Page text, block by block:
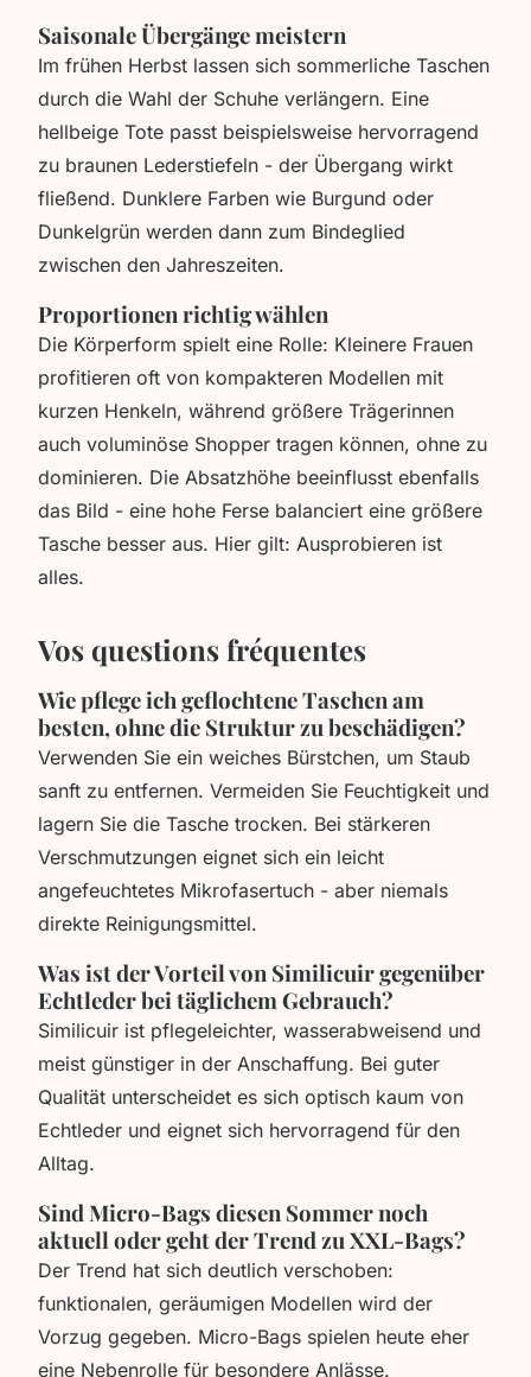
Saisonale Übergänge meistern
Im frühen Herbst lassen sich sommerliche Taschen
durch die Wahl der Schuhe verlängern. Eine
hellbeige Tote passt beispielsweise hervorragend
zu braunen Lederstiefeln - der Übergang wirkt
fließend. Dunklere Farben wie Burgund oder
Dunkelgrün werden dann zum Bindeglied
zwischen den Jahreszeiten.
Proportionen richtig wählen
Die Körperform spielt eine Rolle: Kleinere Frauen
profitieren oft von kompakteren Modellen mit
kurzen Henkeln, während größere Trägerinnen
auch voluminöse Shopper tragen können, ohne zu
dominieren. Die Absatzhöhe beeinflusst ebenfalls
das Bild - eine hohe Ferse balanciert eine größere
Tasche besser aus. Hier gilt: Ausprobieren ist
alles.
Vos questions fréquentes
Wie pflege ich geflochtene Taschen am
besten, ohne die Struktur zu beschädigen?
Verwenden Sie ein weiches Bürstchen, um Staub
sanft zu entfernen. Vermeiden Sie Feuchtigkeit und
lagern Sie die Tasche trocken. Bei stärkeren
Verschmutzungen eignet sich ein leicht
angefeuchtetes Mikrofasertuch - aber niemals
direkte Reinigungsmittel.
Was ist der Vorteil von Similicuir gegenüber
Echtleder bei täglichem Gebrauch?
Similicuir ist pflegeleichter, wasserabweisend und
meist günstiger in der Anschaffung. Bei guter
Qualität unterscheidet es sich optisch kaum von
Echtleder und eignet sich hervorragend für den
Alltag.
Sind Micro-Bags diesen Sommer noch
aktuell oder geht der Trend zu XXL-Bags?
Der Trend hat sich deutlich verschoben:
funktionalen, geräumigen Modellen wird der
Vorzug gegeben. Micro-Bags spielen heute eher
eine Nebenrolle für besondere Anlässe.